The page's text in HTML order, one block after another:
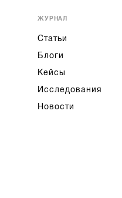
ЖУРНАЛ
Статьи
Блоги
Кейсы
Исследования
Новости